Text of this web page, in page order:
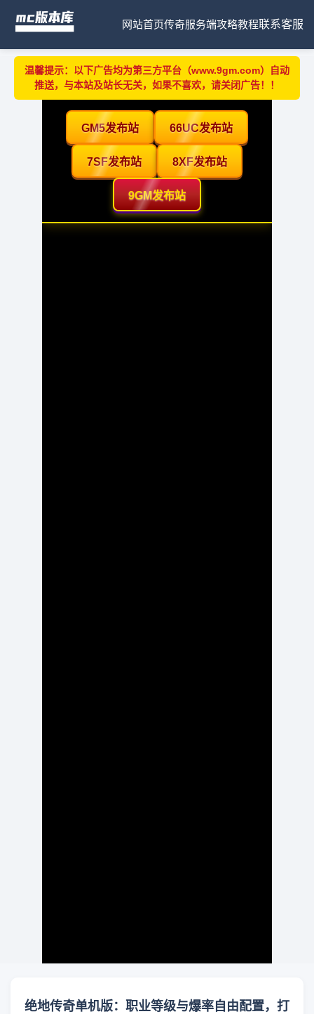
网站首页传奇服务端攻略教程联系客服
温馨提示：以下广告均为第三方平台（www.9gm.com）自动
推送，与本站及站长无关，如果不喜欢，请关闭广告！！
绝地传奇单机版：职业等级与爆率自由配置，打